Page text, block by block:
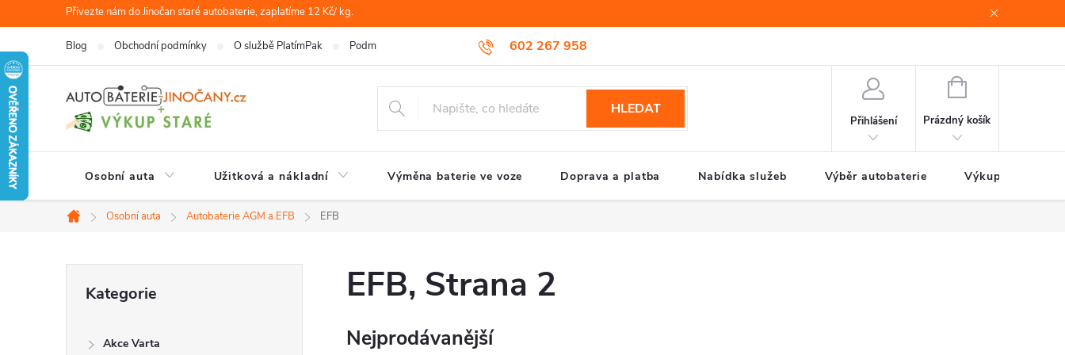
na
obsah
Přivezte nám do Jinočan staré autobaterie, zaplatíme 12 Kč/ kg.
602 267 958
Blog Obchodní podmínky O službě PlatímPak Podmínky ochrany osobních údajů Reklamační řád
HLEDAT
Přihlášení
NÁKUPNÍ
Prázdný košík
Osobní auta Užitková a nákladní Výměna baterie ve voze Doprava a platba Nabídka služeb Výběr autobaterie Výkup
Domů
Osobní auta Autobaterie AGM a EFB EFB
kategorie
Kategorie
Akce Varta
EFB, Strana 2
Nejprodávanější